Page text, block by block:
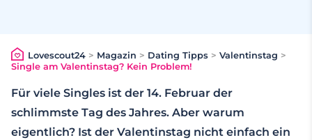
Lovescout24> Magazin > Dating Tipps > Valentinstag >
Single am Valentinstag? Kein Problem!
Für viele Singles ist der 14. Februar der
schlimmste Tag des Jahres. Aber warum
eigentlich? Ist der Valentinstag nicht einfach ein